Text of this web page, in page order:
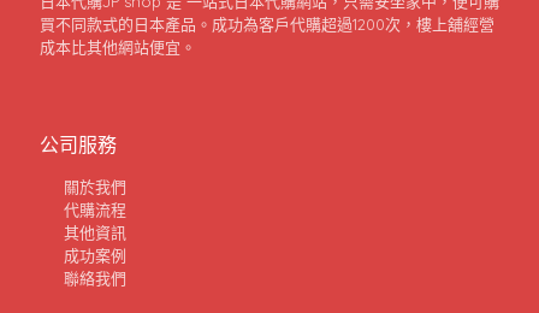
買不同款式的日本產品。成功為客戶代購超過1200次，樓上舖經營
成本比其他網站便宜。
公司服務
關於我們
代購流程
其他資訊
成功案例
聯絡我們